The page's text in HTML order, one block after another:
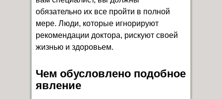
обязательно их все пройти в полной
мере. Люди, которые игнорируют
рекомендации доктора, рискуют своей
жизнью и здоровьем.
Чем обусловлено подобное
явление